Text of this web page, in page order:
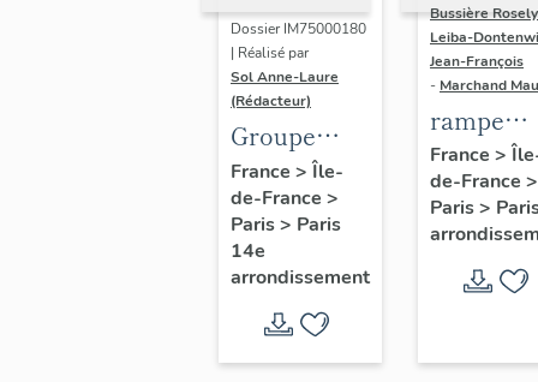
Dossier IM75000180
| Réalisé par
Sol Anne-Laure
(Rédacteur)
Groupe
sculpté :
Les
Adolescents
France > Île-
de-France >
Paris> Paris
14e
arrondissement
Bussière
Leiba-
Jean-François
- Marchand
rampe
d'appui,
escalier
l' hôtel
(non
France >
de-France >
Paris>